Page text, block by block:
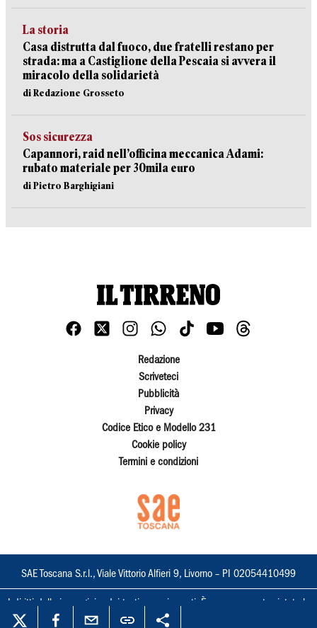
La storia
Casa distrutta dal fuoco, due fratelli restano per
strada: ma a Castiglione della Pescaia si avvera il
miracolo della solidarietà
di Redazione Grosseto
Sos sicurezza
Capannori, raid nell’officina meccanica Adami:
rubato materiale per 30mila euro
di Pietro Barghigiani
Redazione
Scriveteci
Pubblicità
Privacy
Codice Etico e Modello 231
Cookie policy
Termini e condizioni
SAE Toscana S.r.l., Viale Vittorio Alfieri 9, Livorno – PI 02054410499
I diritti delle immagini e dei testi sono riservati. È espressamente vietata la
loro riproduzione con qualsiasi mezzo e l'adattamento totale o parziale.